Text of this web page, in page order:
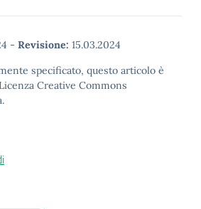
- Revisione: 15.03.2024
specificato, questo articolo è
Creative Commons